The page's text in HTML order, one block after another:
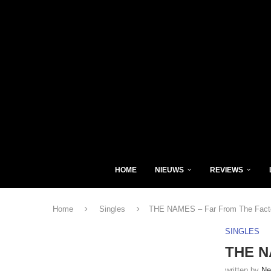
HOME NIEUWS REVIEWS
Home Singles THE NAMES – Far From The
SINGLES
THE